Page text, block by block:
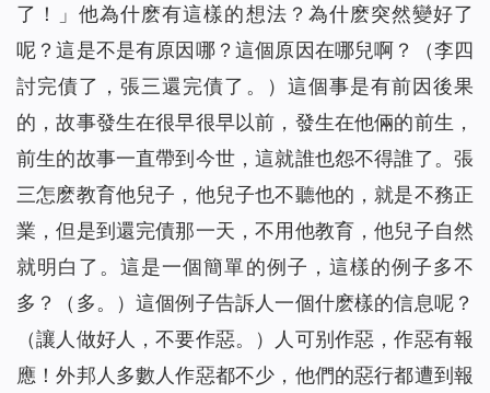
了！」他為什麽有這樣的想法？為什麽突然變好了
呢？這是不是有原因哪？這個原因在哪兒啊？（李四
討完債了，張三還完債了。）這個事是有前因後果
的，故事發生在很早很早以前，發生在他倆的前生，
前生的故事一直帶到今世，這就誰也怨不得誰了。張
三怎麽教育他兒子，他兒子也不聽他的，就是不務正
業，但是到還完債那一天，不用他教育，他兒子自然
就明白了。這是一個簡單的例子，這樣的例子多不
多？（多。）這個例子告訴人一個什麽樣的信息呢？
（讓人做好人，不要作惡。）人可别作惡，作惡有報
應！外邦人多數人作惡都不少，他們的惡行都遭到報